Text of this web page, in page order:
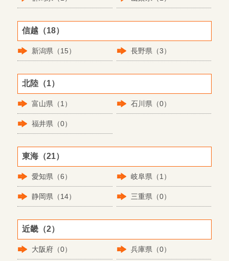
信越（18）
新潟県（15） 長野県（3）
北陸（1）
富山県（1） 石川県（0）
福井県（0）
東海（21）
愛知県（6） 岐阜県（1）
静岡県（14） 三重県（0）
近畿（2）
大阪府（0） 兵庫県（0）